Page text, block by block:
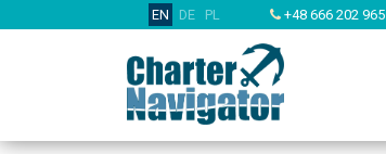
EN DE PL +48 666 202 965